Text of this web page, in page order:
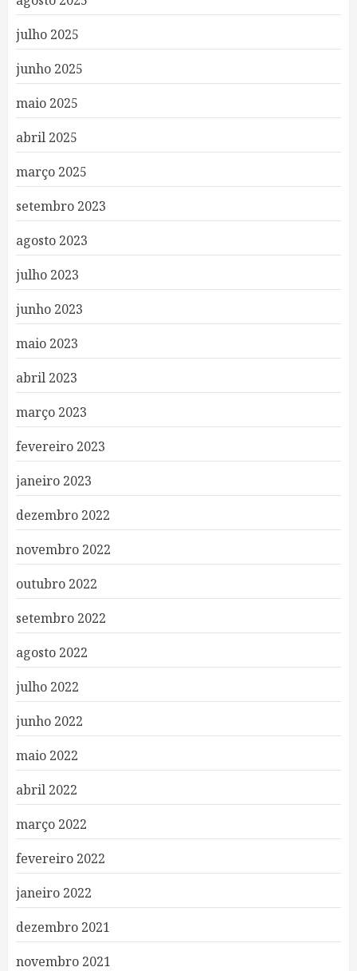
julho 2025
junho 2025
maio 2025
abril 2025
março 2025
setembro 2023
agosto 2023
julho 2023
junho 2023
maio 2023
abril 2023
março 2023
fevereiro 2023
janeiro 2023
dezembro 2022
novembro 2022
outubro 2022
setembro 2022
agosto 2022
julho 2022
junho 2022
maio 2022
abril 2022
março 2022
fevereiro 2022
janeiro 2022
dezembro 2021
novembro 2021